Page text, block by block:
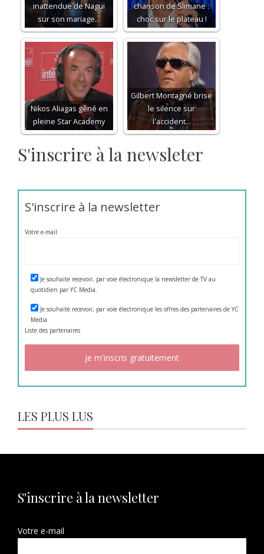
inattendue de Nagui
sur son mariage…
chanson de Slimane :
choc sur le plateau !
Nikos Aliagas gêné en
pleine Star Academy
Gilbert Montagné brise
le silence sur
l'accident…
S'inscrire à la newsleter
S'inscrire à la newsletter
Votre e-mail
Je souhaite recevoir, par voie électronique la newsletter de TV au
quotidien par YC Media.
Je souhaite recevoir, par voie électronique les offres des partenaires de YC
Media
Liste des partenaires
LES PLUS LUS
S'inscrire à la newsletter
Votre e-mail